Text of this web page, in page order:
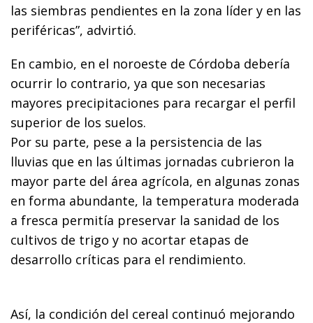
las siembras pendientes en la zona líder y en las
periféricas”, advirtió.
En cambio, en el noroeste de Córdoba debería
ocurrir lo contrario, ya que son necesarias
mayores precipitaciones para recargar el perfil
superior de los suelos.
Por su parte, pese a la persistencia de las
lluvias que en las últimas jornadas cubrieron la
mayor parte del área agrícola, en algunas zonas
en forma abundante, la temperatura moderada
a fresca permitía preservar la sanidad de los
cultivos de trigo y no acortar etapas de
desarrollo críticas para el rendimiento.
Así, la condición del cereal continuó mejorando